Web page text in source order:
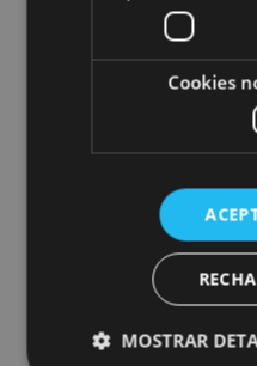
VESTIDO
Cookies
MOSTRAR